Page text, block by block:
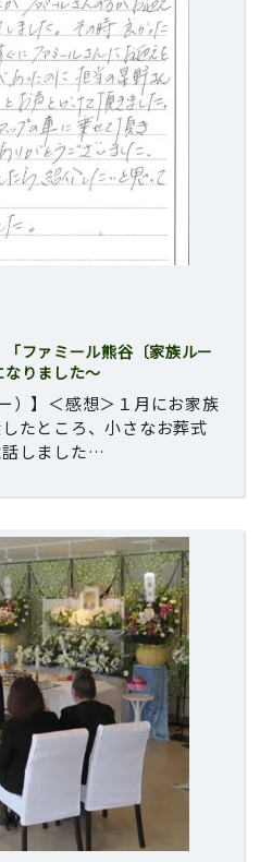
ファミール熊谷〔家族ルー
りました～
）】＜感想＞１月にお家族
たところ、小さなお葬式
話しました…